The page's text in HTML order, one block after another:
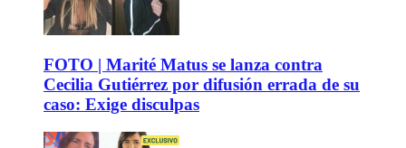
FOTO | Marité Matus se lanza contra
Cecilia Gutiérrez por difusión errada de su
caso: Exige disculpas